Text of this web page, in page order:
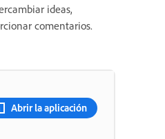
ideas,
comentarios.
Abrir la aplicación